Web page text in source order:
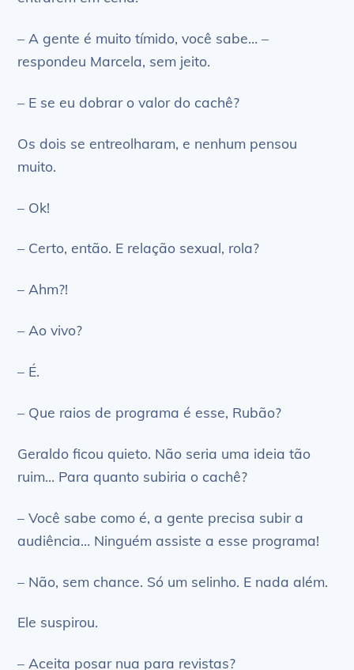
– A gente é muito tímido, você sabe… –
respondeu Marcela, sem jeito.
– E se eu dobrar o valor do cachê?
Os dois se entreolharam, e nenhum pensou
muito.
– Ok!
– Certo, então. E relação sexual, rola?
– Ahm?!
– Ao vivo?
– É.
– Que raios de programa é esse, Rubão?
Geraldo ficou quieto. Não seria uma ideia tão
ruim… Para quanto subiria o cachê?
– Você sabe como é, a gente precisa subir a
audiência… Ninguém assiste a esse programa!
– Não, sem chance. Só um selinho. E nada além.
Ele suspirou.
– Aceita posar nua para revistas?